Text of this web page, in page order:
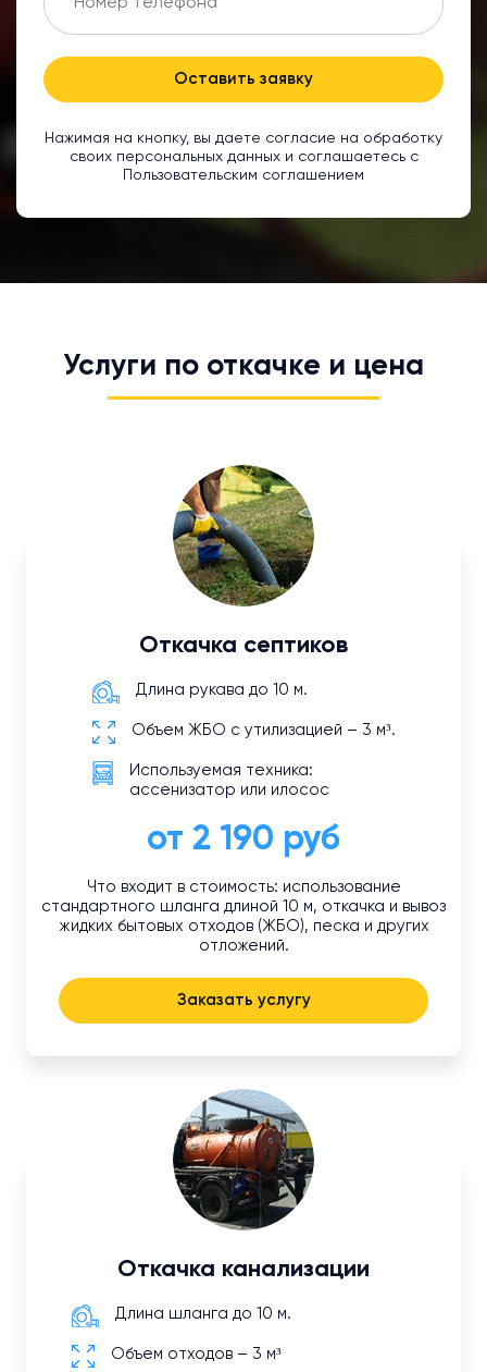
Оставить заявку
Нажимая на кнопку, вы даете согласие на обработку
своих персональных данных и соглашаетесь с
Пользовательским соглашением
Услуги по откачке и цена
Откачка септиков
Длина рукава до 10 м.
Объем ЖБО с утилизацией – 3 м³.
Используемая техника:
ассенизатор или илосос
от 2 190 руб
Что входит в стоимость: использование
стандартного шланга длиной 10 м, откачка и вывоз
жидких бытовых отходов (ЖБО), песка и других
отложений.
Заказать услугу
Откачка канализации
Длина шланга до 10 м.
Объем отходов – 3 м³